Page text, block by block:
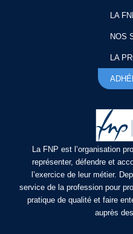
LA
NOS
LA
La FNP est l’organisation
représenter, défendre et
l’exercice de leur métier.
service de la profession pour
pratique de qualité et faire
auprès